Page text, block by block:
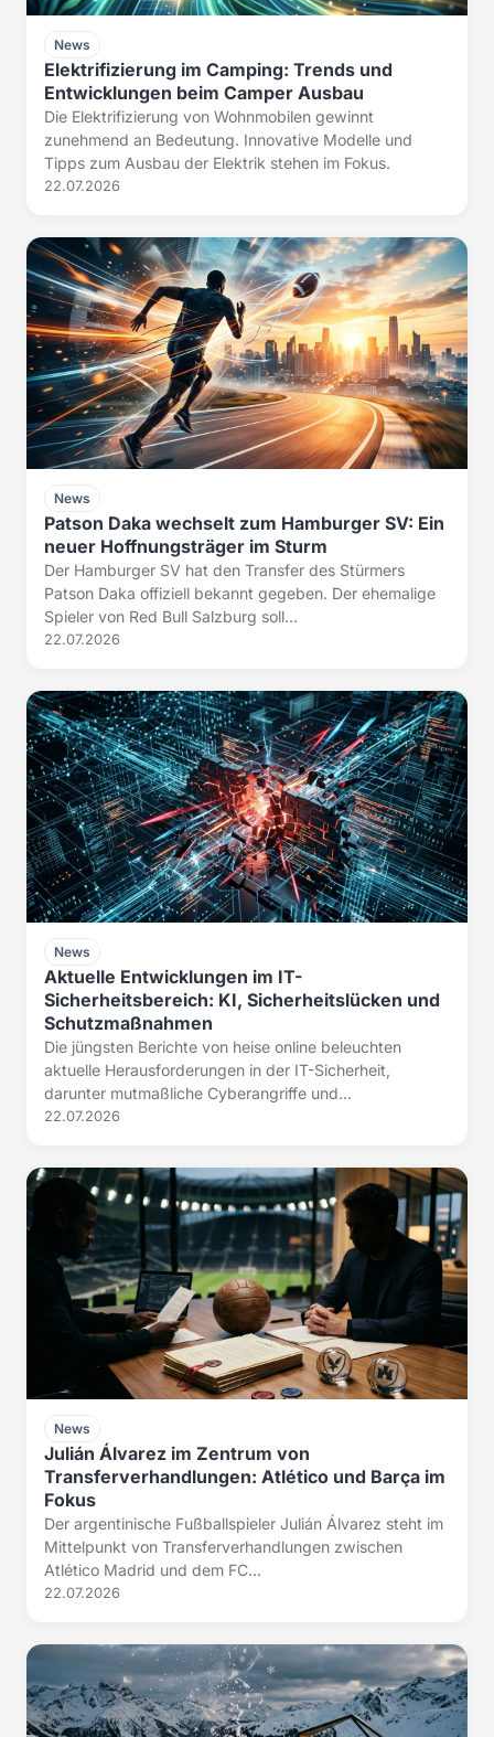
News
Elektrifizierung im Camping: Trends und
Entwicklungen beim Camper Ausbau
Die Elektrifizierung von Wohnmobilen gewinnt
zunehmend an Bedeutung. Innovative Modelle und
Tipps zum Ausbau der Elektrik stehen im Fokus.
22.07.2026
News
Patson Daka wechselt zum Hamburger SV: Ein
neuer Hoffnungsträger im Sturm
Der Hamburger SV hat den Transfer des Stürmers
Patson Daka offiziell bekannt gegeben. Der ehemalige
Spieler von Red Bull Salzburg soll...
22.07.2026
News
Aktuelle Entwicklungen im IT-
Sicherheitsbereich: KI, Sicherheitslücken und
Schutzmaßnahmen
Die jüngsten Berichte von heise online beleuchten
aktuelle Herausforderungen in der IT-Sicherheit,
darunter mutmaßliche Cyberangriffe und...
22.07.2026
News
Julián Álvarez im Zentrum von
Transferverhandlungen: Atlético und Barça im
Fokus
Der argentinische Fußballspieler Julián Álvarez steht im
Mittelpunkt von Transferverhandlungen zwischen
Atlético Madrid und dem FC...
22.07.2026